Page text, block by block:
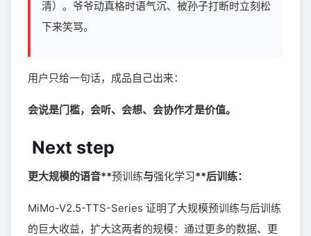
清）。爷爷动真格时语气沉、被孙子打断时立刻松
下来笑骂。
用户只给一句话，成品自己出来：
会说是门槛，会听、会想、会协作才是价值。
Next step
更大规模的语音**预训练与强化学习**后训练：
MiMo-V2.5-TTS-Series 证明了大规模预训练与后训练
的巨大收益，扩大这两者的规模：通过更多的数据、更